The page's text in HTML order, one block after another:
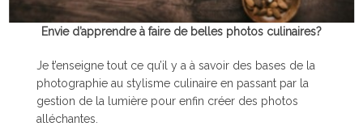
Envie d’apprendre à faire de belles photos culinaires?
Je t’enseigne tout ce qu’il y a à savoir des bases de la
photographie au stylisme culinaire en passant par la
gestion de la lumière pour enfin créer des photos
alléchantes.